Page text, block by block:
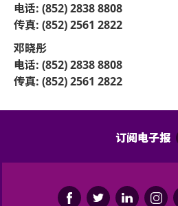
电话: (852) 2838 8808
传真: (852) 2561 2822
邓晓彤
电话: (852) 2838 8808
传真: (852) 2561 2822
订阅电子报